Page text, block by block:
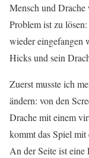
Mensch und Drache
Problem ist zu
wieder eingefangen
Hicks und sein
Zuerst musste ich
ändern: von den
Drache mit einem
kommt das Spiel mit
An der Seite ist